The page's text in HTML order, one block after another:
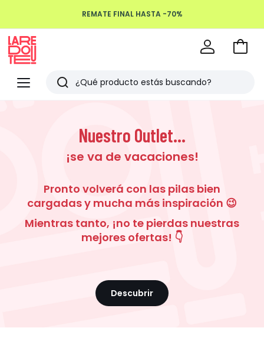
REMATE FINAL HASTA -70%
Menu
Redoute
Buscar
Últimos
vistos
Ir
Nuestro Outlet...
¡se va de vacaciones!
Pronto volverá con las pilas bien
cargadas y mucha más inspiración 😉
Mientras tanto, ¡no te pierdas nuestras
mejores ofertas! 👇
Descubrir